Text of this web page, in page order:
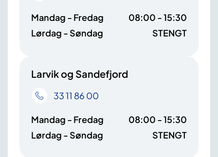
Mandag - Fredag
08:00 - 15:30
Lørdag - Søndag
STENGT
Larvik og Sandefjord
33 11 86 00
Mandag - Fredag
08:00 - 15:30
Lørdag - Søndag
STENGT